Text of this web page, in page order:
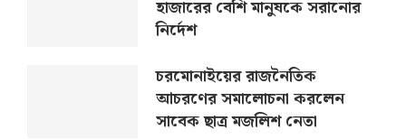
হাজারের বেশি মানুষকে সরানোর
নির্দেশ
চরমোনাইয়ের রাজনৈতিক
আচরণের সমালোচনা করলেন
সাবেক ছাত্র মজলিশ নেতা